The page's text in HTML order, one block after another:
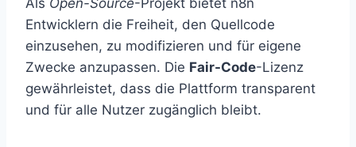
Entwicklern die Freiheit, den Quellcode
einzusehen, zu modifizieren und für eigene
Zwecke anzupassen. Die Fair-Code-Lizenz
gewährleistet, dass die Plattform transparent
und für alle Nutzer zugänglich bleibt.